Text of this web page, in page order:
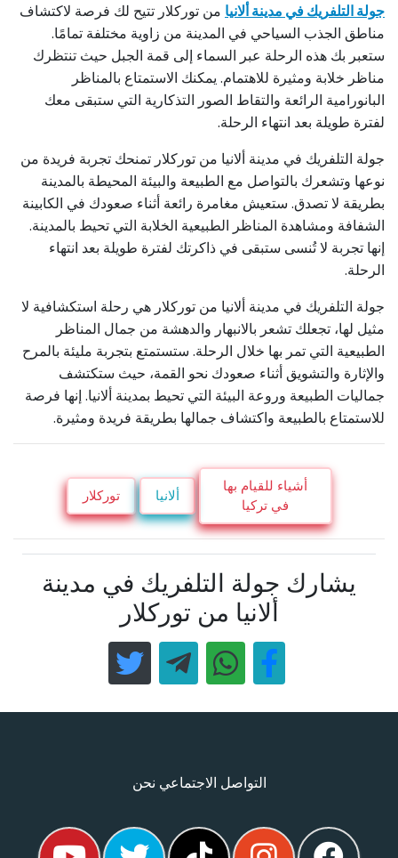
جولة التلفريك في مدينة ألانيا من توركلار تتيح لك فرصة لاكتشاف
مناطق الجذب السياحي في المدينة من زاوية مختلفة تمامًا.
ستعبر بك هذه الرحلة عبر السماء إلى قمة الجبل حيث تنتظرك
مناظر خلابة ومثيرة للاهتمام. يمكنك الاستمتاع بالمناظر
البانورامية الرائعة والتقاط الصور التذكارية التي ستبقى معك
لفترة طويلة بعد انتهاء الرحلة.
جولة التلفريك في مدينة ألانيا من توركلار تمنحك تجربة فريدة من
نوعها وتشعرك بالتواصل مع الطبيعة والبيئة المحيطة بالمدينة
بطريقة لا تصدق. ستعيش مغامرة رائعة أثناء صعودك في الكابينة
الشفافة ومشاهدة المناظر الطبيعية الخلابة التي تحيط بالمدينة.
إنها تجربة لا تُنسى ستبقى في ذاكرتك لفترة طويلة بعد انتهاء
الرحلة.
جولة التلفريك في مدينة ألانيا من توركلار هي رحلة استكشافية لا
مثيل لها، تجعلك تشعر بالانبهار والدهشة من جمال المناظر
الطبيعية التي تمر بها خلال الرحلة. ستستمتع بتجربة مليئة بالمرح
والإثارة والتشويق أثناء صعودك نحو القمة، حيث ستكتشف
جماليات الطبيعة وروعة البيئة التي تحيط بمدينة ألانيا. إنها فرصة
للاستمتاع بالطبيعة واكتشاف جمالها بطريقة فريدة ومثيرة.
أشياء للقيام بها
في تركيا
ألانيا توركلار
يشارك جولة التلفريك في مدينة
ألانيا من توركلار
التواصل الاجتماعي نحن